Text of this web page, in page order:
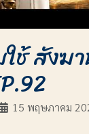
ช้ สังฆ
15 พฤษภาคม